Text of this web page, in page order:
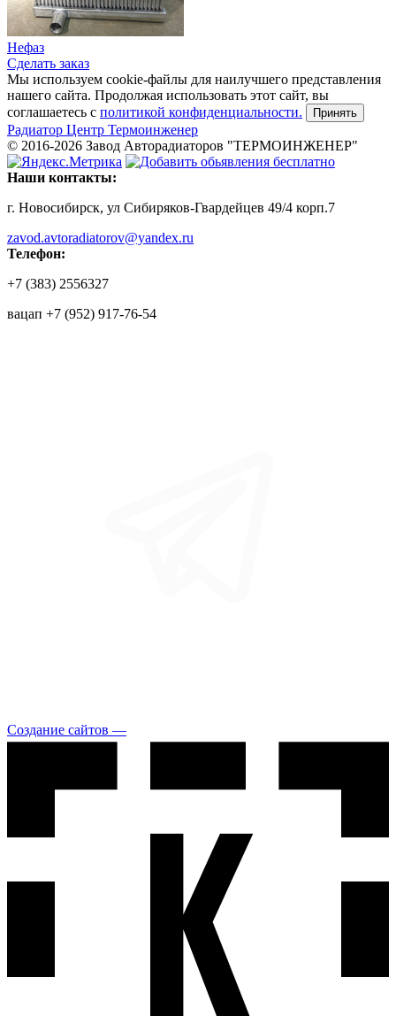
Нефаз
Сделать заказ
Мы используем cookie-файлы для наилучшего представления
нашего сайта. Продолжая использовать этот сайт, вы
соглашаетесь c политикой конфиденциальности. Принять
Радиатор Центр Термоинженер
© 2016-2026 Завод Авторадиаторов "ТЕРМОИНЖЕНЕР"
Наши контакты:
г. Новосибирск, ул Сибиряков-Гвардейцев 49/4 корп.7
zavod.avtoradiatorov@yandex.ru
Телефон:
+7 (383) 2556327
вацап +7 (952) 917-76-54
Создание сайтов —